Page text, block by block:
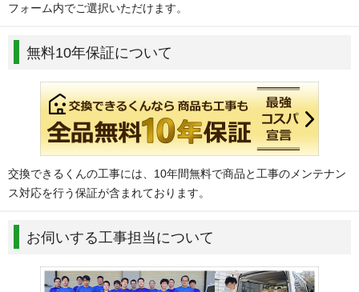
フォーム内でご選択いただけます。
無料10年保証について
交換できるくんの工事には、10年間無料で商品と工事のメンテナン
ス対応を行う保証が含まれております。
お伺いする工事担当について